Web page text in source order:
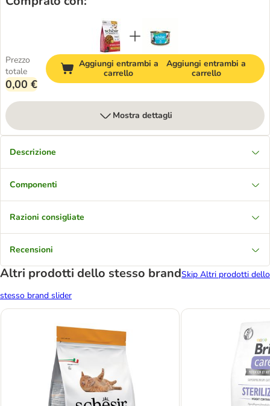
Prezzo
totale
0,00 €
Aggiungi entrambi a
carrello
Aggiungi entrambi a
carrello
Mostra dettagli
Descrizione
Componenti
Razioni consigliate
Recensioni
Altri prodotti dello stesso brandSkip Altri prodotti dello
stesso brand slider